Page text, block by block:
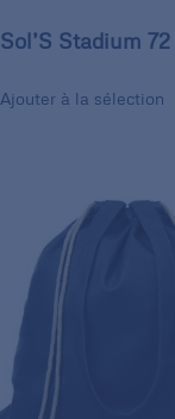
Sol’S Stadium 72
Ajouter à la sélection